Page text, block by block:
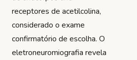
receptores de acetilcolina,
considerado o exame
confirmatório de escolha. O
eletroneuromiografia revela